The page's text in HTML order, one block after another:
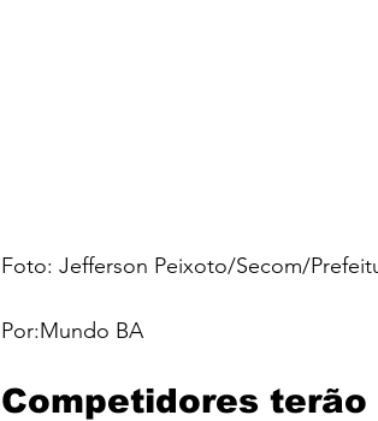
Foto: Jefferson Peixoto/Secom/
Por:Mundo BA
Competidores